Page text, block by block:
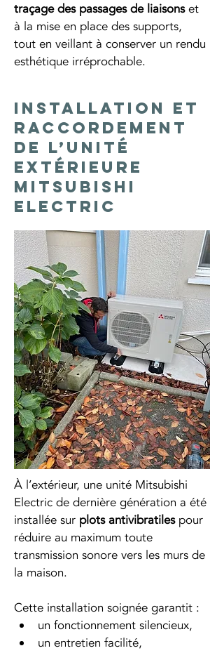
traçage des passages de liaisons et
à la mise en place des supports,
tout en veillant à conserver un rendu
esthétique irréprochable.
Installation et
raccordement
de l’unité
extérieure
Mitsubishi
Electric
À l’extérieur, une unité Mitsubishi
Electric de dernière génération a été
installée sur plots antivibratiles pour
réduire au maximum toute
transmission sonore vers les murs de
la maison.
Cette installation soignée garantit :
un fonctionnement silencieux,
un entretien facilité,